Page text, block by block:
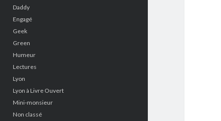
Daddy
Engagé
Geek
Green
Humeur
Lectures
Lyon
Lyon à Livre Ouvert
Mini-monsieur
Non classé